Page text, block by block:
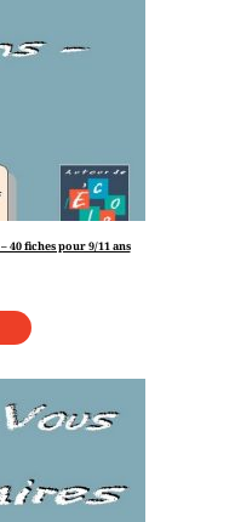
40 fiches pour 9/11 ans